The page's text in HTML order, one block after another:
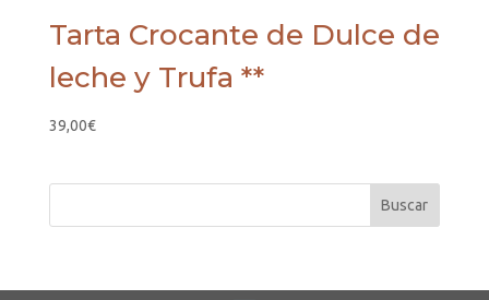
Tarta Crocante de Dulce de
leche y Trufa **
39,00€